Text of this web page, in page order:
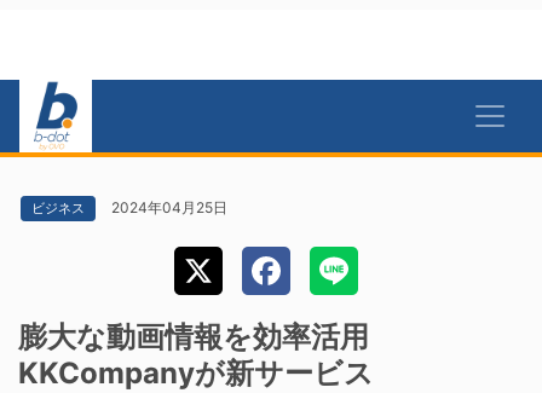
ビジネス 2024年04月25日
膨大な動画情報を効率活用
KKCompanyが新サービス